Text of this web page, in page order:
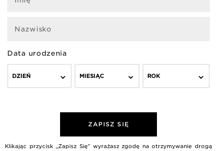
Nazwisko
Data urodzenia
DZIEŃ MIESIĄC ROK
ZAPISZ SIĘ
Klikając przycisk „Zapisz Się” wyrażasz zgodę na otrzymywanie drogą